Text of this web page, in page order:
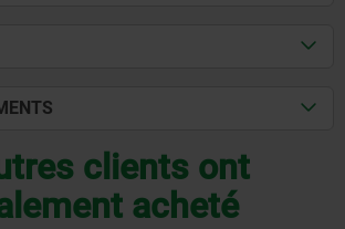
clients ont
acheté